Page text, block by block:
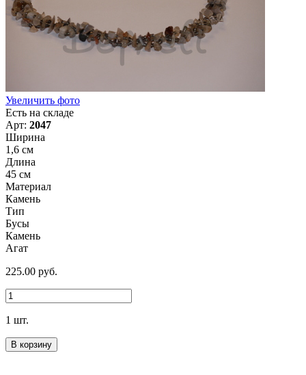
Увеличить фото
Есть на складе
Арт: 2047
Ширина
1,6 см
Длина
45 см
Материал
Камень
Тип
Бусы
Камень
Агат
225.00 руб.
1 шт.
В корзину